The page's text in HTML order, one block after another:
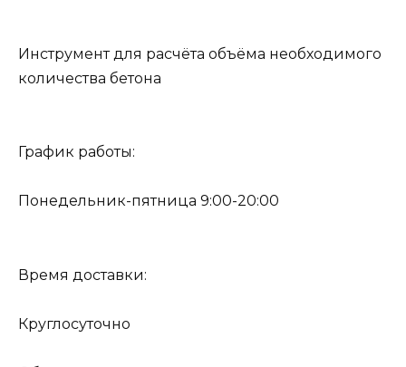
Инструмент для расчёта объёма необходимого
количества бетона
График работы:
Понедельник-пятница 9:00-20:00
Время доставки:
Круглосуточно